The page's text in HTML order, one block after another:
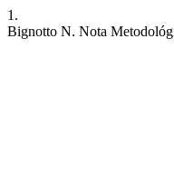
1.
Bignotto N. Nota